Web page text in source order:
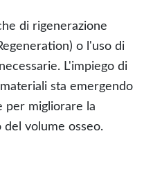
di rigenerazione
o l'uso di
L'impiego di
sta emergendo
per migliorare la
volume osseo.